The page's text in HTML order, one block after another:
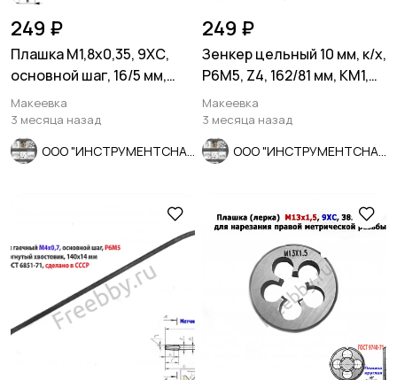
249 ₽
Плашка М1,8х0,35, 9ХС,
основной шаг, 16/5 мм,
ГОСТ 7740-71.
Макеевка
3 месяца назад
249 ₽
Зенкер цельный 10 мм, к/х,
Р6М5, Z4, 162/81 мм, КМ1,
2320-2556, СССР.
Макеевка
3 месяца назад